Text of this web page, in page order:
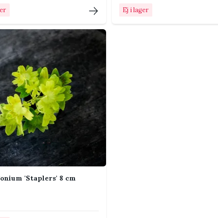
växtsäsongen men tål inte frost.
svalt och frostfritt.
regelbundet under vår och sommar.
behöver mer näring än många gröna
eller västfönster. Den passar även i
är över. Vänj plantan gradvis vid uteliv
Ej i lager
'Staplers' 8 cm